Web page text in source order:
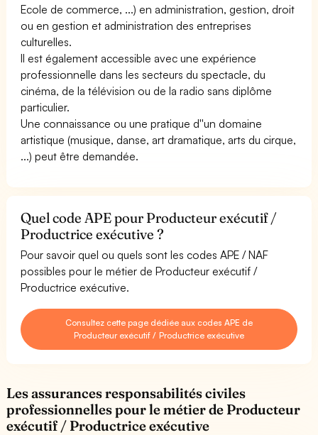
Ecole de commerce, ...) en administration, gestion, droit
ou en gestion et administration des entreprises
culturelles.
Il est également accessible avec une expérience
professionnelle dans les secteurs du spectacle, du
cinéma, de la télévision ou de la radio sans diplôme
particulier.
Une connaissance ou une pratique d''un domaine
artistique (musique, danse, art dramatique, arts du cirque,
...) peut être demandée.
Quel code APE pour Producteur exécutif /
Productrice exécutive ?
Pour savoir quel ou quels sont les codes APE / NAF
possibles pour le métier de Producteur exécutif /
Productrice exécutive.
Consultez cette page dédiée aux codes APE de
Producteur exécutif / Productrice exécutive
Les assurances responsabilités civiles
professionnelles pour le métier de Producteur
exécutif / Productrice exécutive